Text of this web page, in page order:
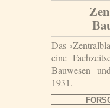
Das
eine
Bauwesen
1931.